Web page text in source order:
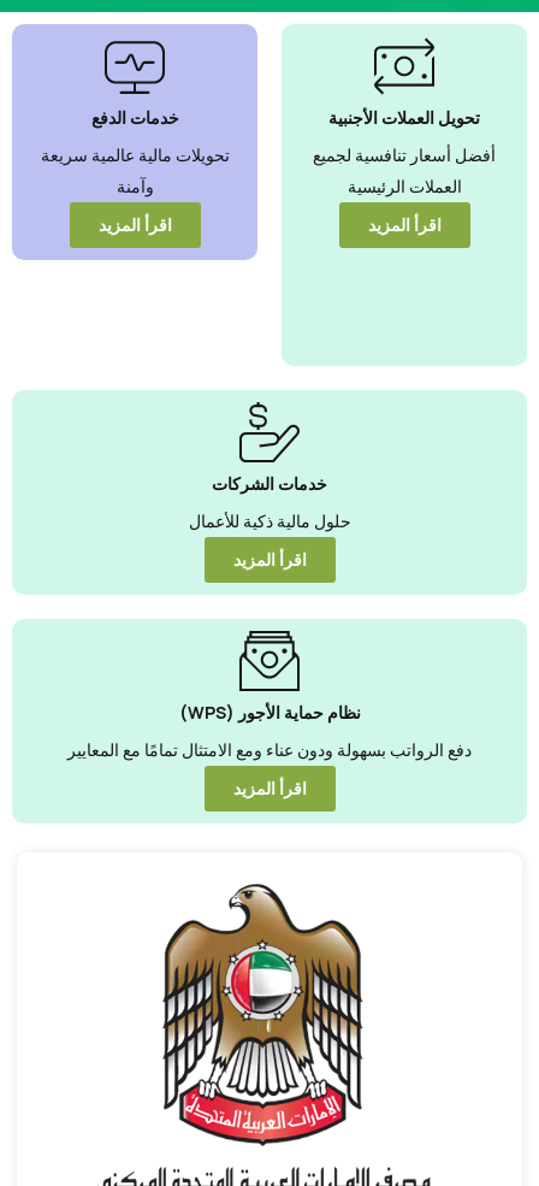
نضمن بأفضل
أسعار صرف
العملات الأجنبية
خلال أسعار تنافسية
يمكنك الوثوق بها
عرض المزيد
تحويل العملات الأجنبية
أفضل أسعار تنافسية لجميع
العملات الرئيسية
اقرأ المزيد
خدمات الدفع
تحويلات مالية عالمية سريعة
وآمنة
اقرأ المزيد
خدمات الشركات
حلول مالية ذكية للأعمال
اقرأ المزيد
نظام حماية الأجور (WPS)
دفع الرواتب بسهولة ودون عناء ومع الامتثال تمامًا مع المعايير
اقرأ المزيد